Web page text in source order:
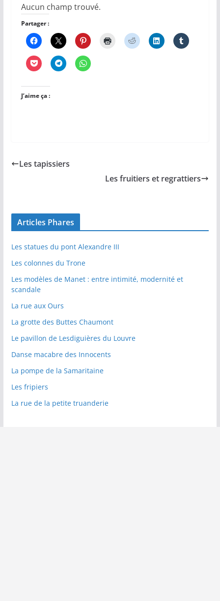
Aucun champ trouvé.
Partager :
J’aime ça :
Les tapissiers
Les fruitiers et regrattiers
Articles Phares
Les statues du pont Alexandre III
Les colonnes du Trone
Les modèles de Manet : entre intimité, modernité et
scandale
La rue aux Ours
La grotte des Buttes Chaumont
Le pavillon de Lesdiguières du Louvre
Danse macabre des Innocents
La pompe de la Samaritaine
Les fripiers
La rue de la petite truanderie